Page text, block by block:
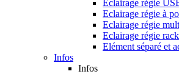
Eclairage régie
Eclairage régie à
Eclairage régie
Eclairage régie
Elément séparé et
Infos
Infos